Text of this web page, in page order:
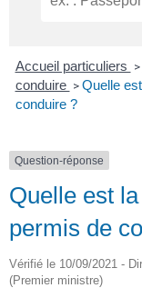
Accueil particuliers >
conduire > Quelle
conduire ?
Question-réponse
Quelle est
permis de
Vérifié le 10/09/2021 -
(Premier ministre)